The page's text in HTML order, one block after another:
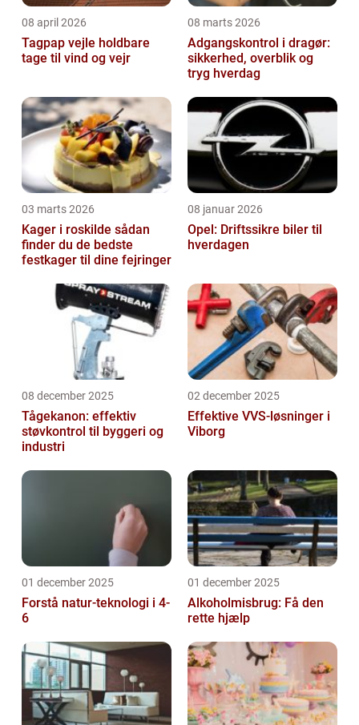
08 april 2026
Tagpap vejle holdbare
tage til vind og vejr
08 marts 2026
Adgangskontrol i dragør:
sikkerhed, overblik og
tryg hverdag
03 marts 2026
Kager i roskilde sådan
finder du de bedste
festkager til dine fejringer
08 januar 2026
Opel: Driftssikre biler til
hverdagen
08 december 2025
Tågekanon: effektiv
støvkontrol til byggeri og
industri
02 december 2025
Effektive VVS-løsninger i
Viborg
01 december 2025
Forstå natur-teknologi i 4-
6
01 december 2025
Alkoholmisbrug: Få den
rette hjælp